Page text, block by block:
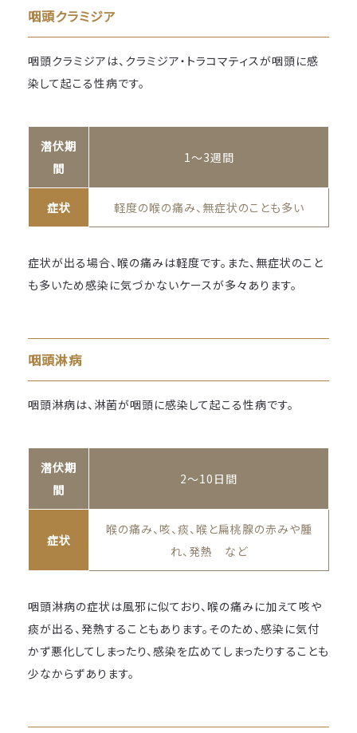
咽頭クラミジア
咽頭クラミジアは、クラミジア・トラコマティスが咽頭に感
染して起こる性病です。
潜伏期
間
1～3週間
症状 軽度の喉の痛み、無症状のことも多い
症状が出る場合、喉の痛みは軽度です。また、無症状のこと
も多いため感染に気づかないケースが多々あります。
咽頭淋病
咽頭淋病は、淋菌が咽頭に感染して起こる性病です。
潜伏期
間
2～10日間
症状
喉の痛み、咳、痰、喉と扁桃腺の赤みや腫
れ、発熱 など
咽頭淋病の症状は風邪に似ており、喉の痛みに加えて咳や
痰が出る、発熱することもあります。そのため、感染に気付
かず悪化してしまったり、感染を広めてしまったりすることも
少なからずあります。